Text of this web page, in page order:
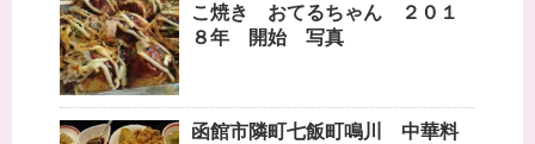
こ焼き おてるちゃん ２０１
８年 開始 写真
函館市隣町七飯町鳴川 中華料